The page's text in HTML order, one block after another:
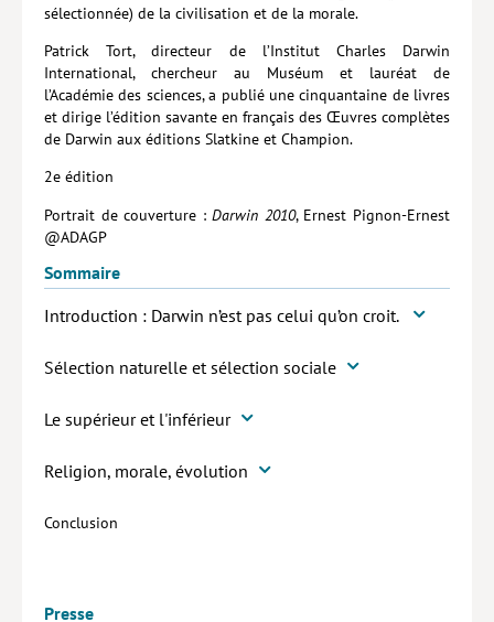
sélectionnée) de la civilisation et de la morale.
Patrick Tort, directeur de l’Institut Charles Darwin
International, chercheur au Muséum et lauréat de
l’Académie des sciences, a publié une cinquantaine de livres
et dirige l’édition savante en français des Œuvres complètes
de Darwin aux éditions Slatkine et Champion.
2e édition
Portrait de couverture :Darwin 2010, Ernest Pignon-Ernest
@ADAGP
Sommaire
Introduction : Darwin n’est pas celui qu’on croit.
Sélection naturelle et sélection sociale
Le supérieur et l'inférieur
Religion, morale, évolution
Conclusion
Presse